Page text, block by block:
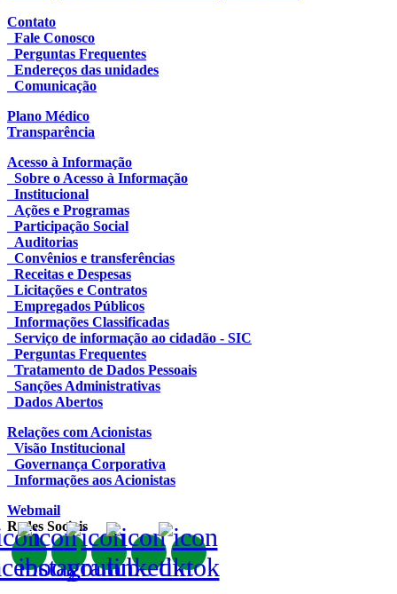
Contato
Fale Conosco
Perguntas Frequentes
Endereços das unidades
Comunicação
Plano Médico
Transparência
Acesso à Informação
Sobre o Acesso à Informação
Institucional
Ações e Programas
Participação Social
Auditorias
Convênios e transferências
Receitas e Despesas
Licitações e Contratos
Empregados Públicos
Informações Classificadas
Serviço de informação ao cidadão - SIC
Perguntas Frequentes
Tratamento de Dados Pessoais
Sanções Administrativas
Dados Abertos
Relações com Acionistas
Visão Institucional
Governança Corporativa
Informações aos Acionistas
Webmail
Redes Sociais